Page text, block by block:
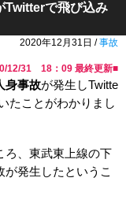
Twitterで飛び込み
2020年12月31日 /事故
12/31 18：09 最終更新■
身事故が発生しTwitte
たことがわかりまし
ろ、東武東上線の下
発生したというこ